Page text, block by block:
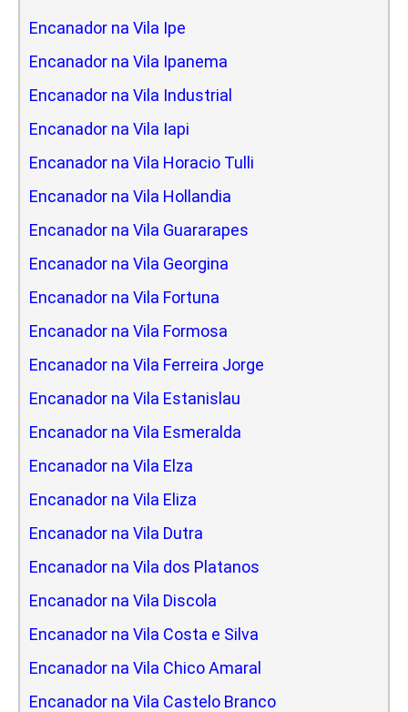
Encanador na Vila Ipe
Encanador na Vila Ipanema
Encanador na Vila Industrial
Encanador na Vila Iapi
Encanador na Vila Horacio Tulli
Encanador na Vila Hollandia
Encanador na Vila Guararapes
Encanador na Vila Georgina
Encanador na Vila Fortuna
Encanador na Vila Formosa
Encanador na Vila Ferreira Jorge
Encanador na Vila Estanislau
Encanador na Vila Esmeralda
Encanador na Vila Elza
Encanador na Vila Eliza
Encanador na Vila Dutra
Encanador na Vila dos Platanos
Encanador na Vila Discola
Encanador na Vila Costa e Silva
Encanador na Vila Chico Amaral
Encanador na Vila Castelo Branco